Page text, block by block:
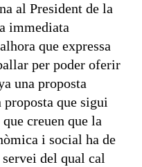
al President de la
immediata
que expressa
per poder oferir
una proposta
que sigui
creuen que la
i social ha de
del qual cal